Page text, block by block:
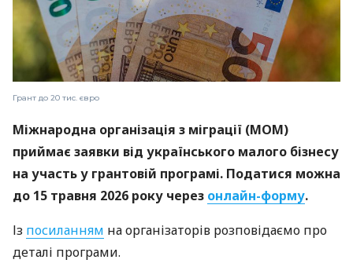
Грант до 20 тис. євро
Міжнародна організація з міграції (МОМ)
приймає заявки від українського малого бізнесу
на участь у грантовій програмі. Податися можна
до 15 травня 2026 року через онлайн-форму.
Із посиланням на організаторів розповідаємо про
деталі програми.